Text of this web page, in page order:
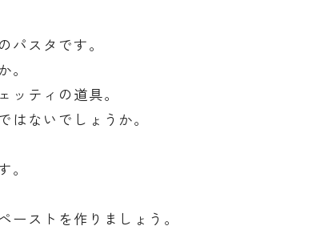
スタです。
ティの道具。
ないでしょうか。
ストを作りましょう。